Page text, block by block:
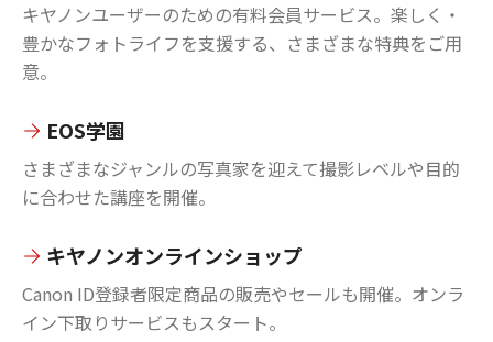
キヤノンユーザーのための有料会員サービス。楽しく・
豊かなフォトライフを支援する、さまざまな特典をご用
意。
EOS学園
さまざまなジャンルの写真家を迎えて撮影レベルや目的
に合わせた講座を開催。
キヤノンオンラインショップ
Canon ID登録者限定商品の販売やセールも開催。オンラ
イン下取りサービスもスタート。